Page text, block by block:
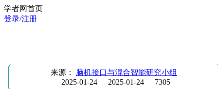
学者网首页
登录/注册
来源： 脑机接口与混合智能研究小组
2025-01-24
2025-01-24 7305